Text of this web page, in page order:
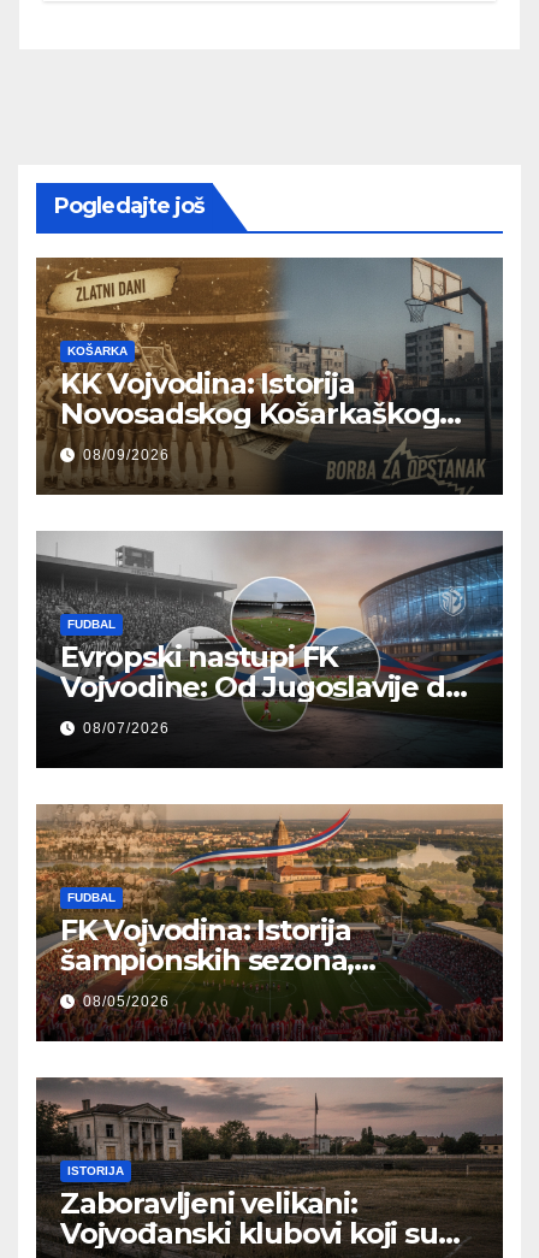
Pogledajte još
KOŠARKA
KK Vojvodina: Istorija
Novosadskog Košarkaškog
Kluba od Zlatnih Dana do
Borbe za Opstanak
08/09/2026
FUDBAL
Evropski nastupi FK
Vojvodine: Od Jugoslavije do
Modernih Pozornica
08/07/2026
FUDBAL
FK Vojvodina: Istorija
šampionskih sezona,
reprezentativci i regionalni
ponos
08/05/2026
ISTORIJA
Zaboravljeni velikani:
Vojvođanski klubovi koji su